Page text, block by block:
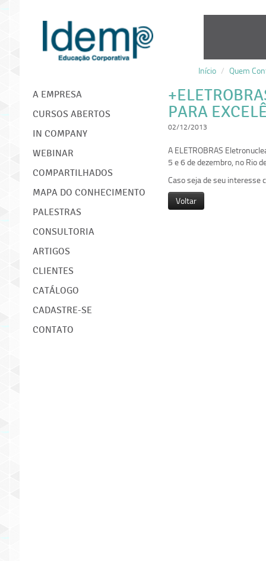
IDEMP
Início / Quem
A EMPRESA
CURSOS ABERTOS
IN COMPANY
WEBINAR
COMPARTILHADOS
MAPA DO CONHECIMENTO
PALESTRAS
CONSULTORIA
ARTIGOS
CLIENTES
CATÁLOGO
CADASTRE-SE
CONTATO
PARA
02/12/2013
A ELETROBRAS
5 e 6 de dezembro, no Rio
Caso seja de seu
Voltar